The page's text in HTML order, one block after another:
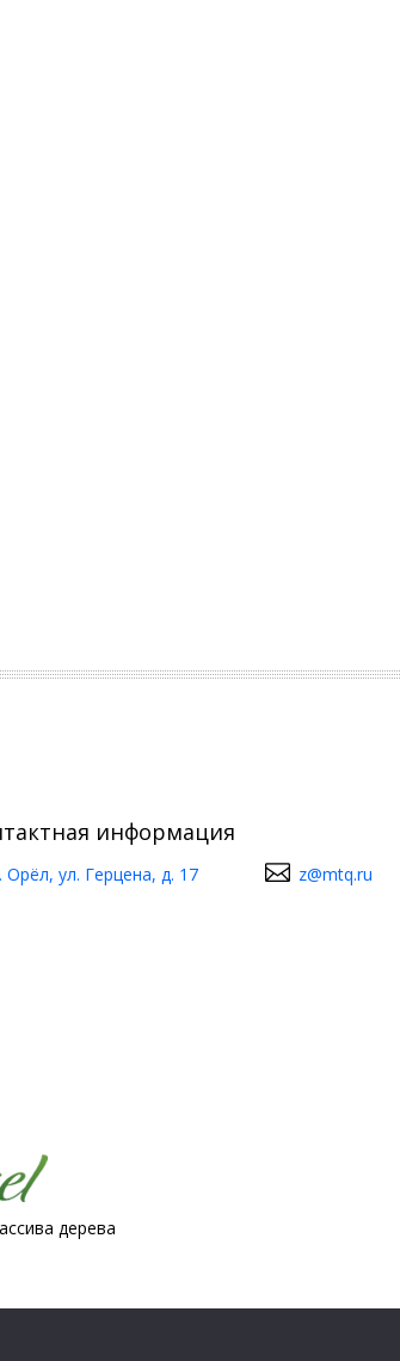
информация
Орёл, ул. Герцена, д. 17 z@mtq.ru
дерева